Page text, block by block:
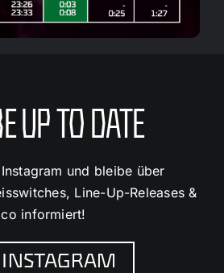
UP TO DATE
und bleibe über
Line-Up-Releases &
co informiert!